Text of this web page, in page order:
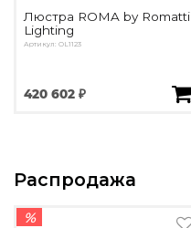
Люстра ROMA by Romatti
Lighting
Артикул: OL1123
420 602 ₽
Распродажа
%